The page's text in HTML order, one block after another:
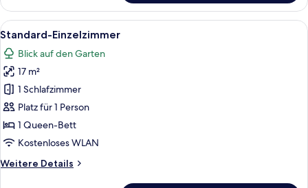
Doppelzimmer
Alle
Fotos
für
Standard-
Einzelzimmer
anzeigen
Ein Hotelzimmer mit einem
3
Standard-Einzelzimmer
Blick auf den Garten
17 m²
1 Schlafzimmer
Platz für 1 Person
1 Queen-Bett
Kostenloses WLAN
Weitere Details
Weitere